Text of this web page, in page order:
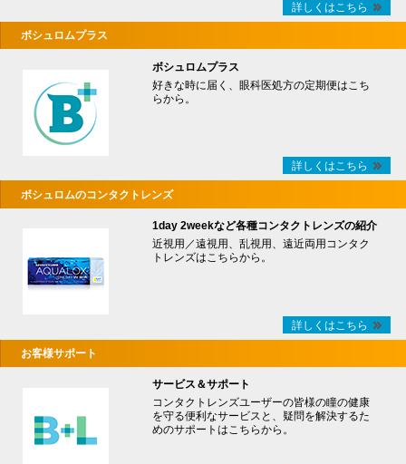
詳しくはこちら
ボシュロムプラス
ボシュロムプラス
好きな時に届く、眼科医処方の定期便はこち
らから。
詳しくはこちら
ボシュロムのコンタクトレンズ
1day 2weekなど各種コンタクトレンズの紹介
近視用／遠視用、乱視用、遠近両用コンタク
トレンズはこちらから。
詳しくはこちら
お客様サポート
サービス＆サポート
コンタクトレンズユーザーの皆様の瞳の健康
を守る便利なサービスと、疑問を解決するた
めのサポートはこちらから。